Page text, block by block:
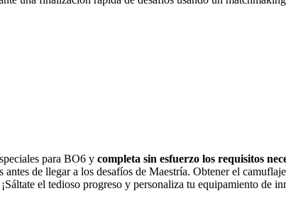
para BO6 y completa sin esfuerzo los requisitos
antes de llegar a los desafíos de Maestría. Obtener el
el tedioso progreso y personaliza tu equipamiento de